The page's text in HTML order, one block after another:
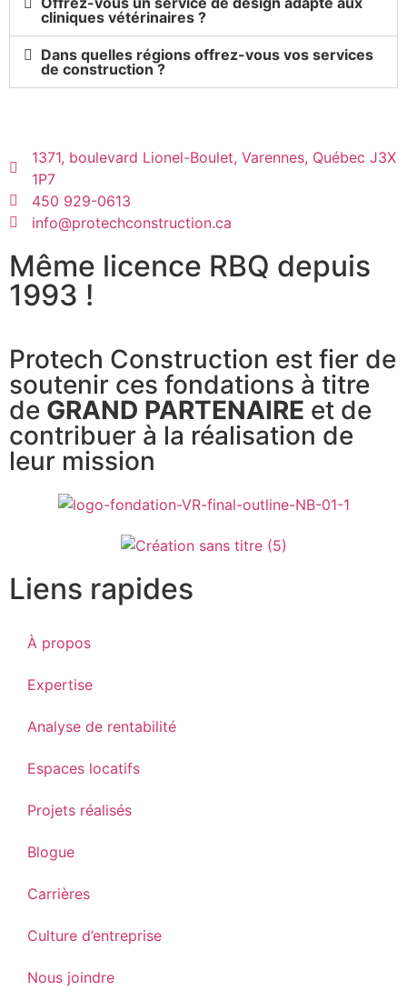
cliniques vétérinaires ?
Dans quelles régions offrez-vous vos services
de construction ?
1371, boulevard Lionel-Boulet, Varennes, Québec J3X
1P7
450 929-0613
info@protechconstruction.ca
Même licence RBQ depuis
1993 !
Protech Construction est fier de
soutenir ces fondations à titre
de GRAND PARTENAIRE et de
contribuer à la réalisation de
leur mission
Liens rapides
À propos
Expertise
Analyse de rentabilité
Espaces locatifs
Projets réalisés
Blogue
Carrières
Culture d’entreprise
Nous joindre